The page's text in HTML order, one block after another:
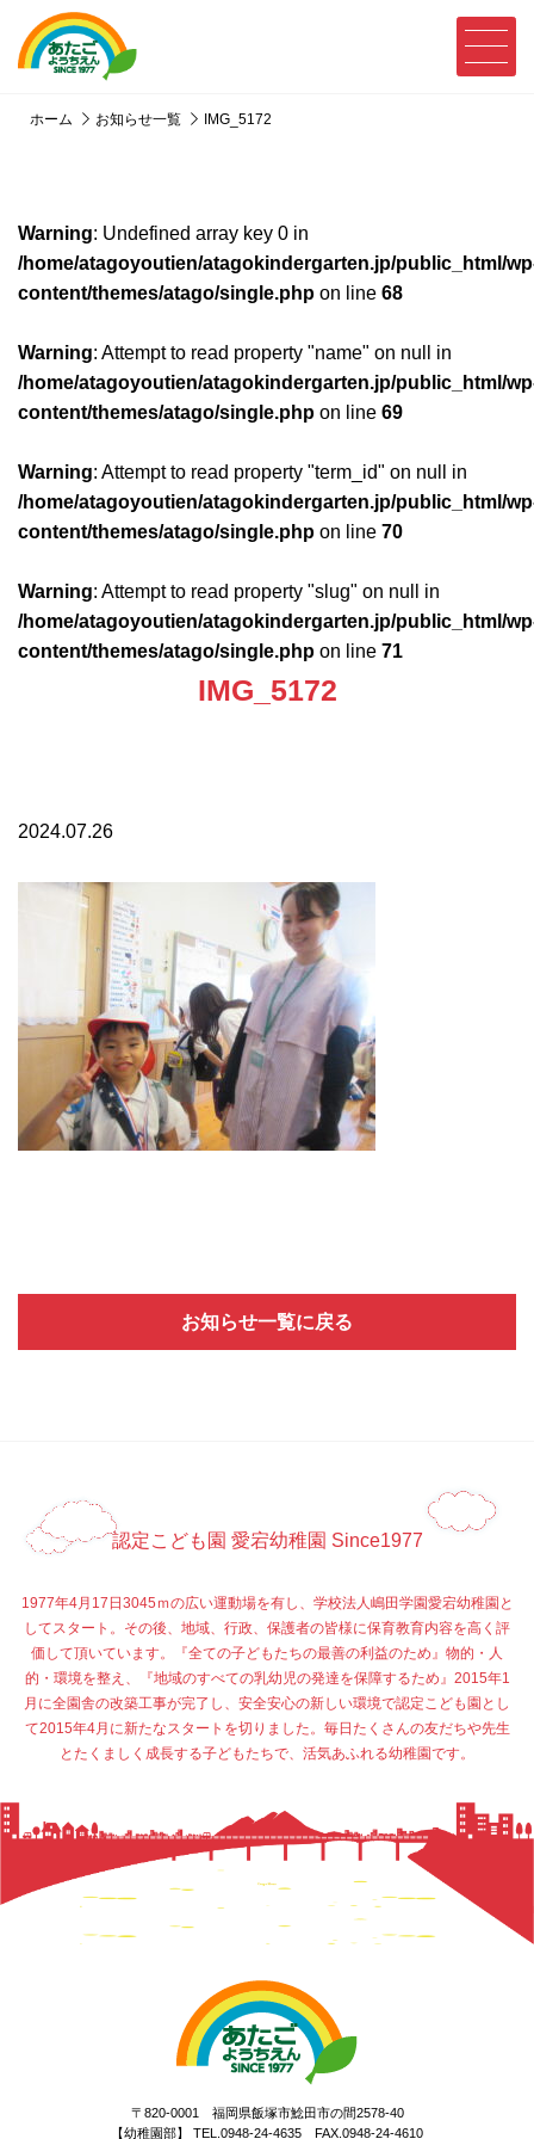
ホーム お知らせ一覧 IMG_5172
Warning: Undefined array key 0 in
/home/atagoyoutien/atagokindergarten.jp/public_html/
content/themes/atago/single.php on line 68
Warning: Attempt to read property "name" on null in
/home/atagoyoutien/atagokindergarten.jp/public_html/
content/themes/atago/single.php on line 69
Warning: Attempt to read property "term_id" on null in
/home/atagoyoutien/atagokindergarten.jp/public_html/
content/themes/atago/single.php on line 70
Warning: Attempt to read property "slug" on null in
/home/atagoyoutien/atagokindergarten.jp/public_html/
content/themes/atago/single.php on line 71
IMG_5172
2024.07.26
お知らせ一覧に戻る
認定こども園 愛宕幼稚園 Since1977
1977年4月17日3045ｍの広い運動場を有し、学校法人嶋田学園愛宕幼稚園と
してスタート。その後、地域、行政、保護者の皆様に保育教育内容を高く評
価して頂いています。『全ての子どもたちの最善の利益のため』物的・人
的・環境を整え、『地域のすべての乳幼児の発達を保障するため』2015年1
月に全園舎の改築工事が完了し、安全安心の新しい環境で認定こども園とし
て2015年4月に新たなスタートを切りました。毎日たくさんの友だちや先生
とたくましく成長する子どもたちで、活気あふれる幼稚園です。
〒820-0001 福岡県飯塚市鯰田市の間2578-40
【幼稚園部】 TEL.0948-24-4635 FAX.0948-24-4610